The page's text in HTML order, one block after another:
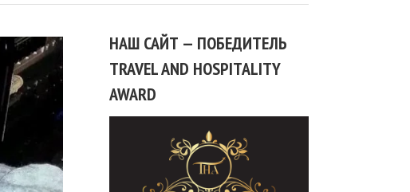
НАШ САЙТ — ПОБЕДИТЕЛЬ
TRAVEL AND HOSPITALITY
AWARD